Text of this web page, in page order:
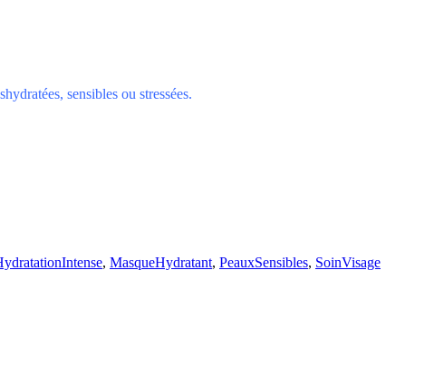
sensibles ou stressées.
, MasqueHydratant, PeauxSensibles, SoinVisage